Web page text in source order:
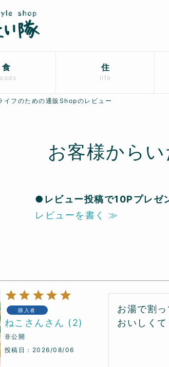
食 住
life
フのための通販Shopのレビュー
お客様から
●レビュー投稿で10Pプレゼ
レビューを書く ≫
購入者
ねこさん 2
非公開
投稿日
2026/08/06
お湯で割
おいしく